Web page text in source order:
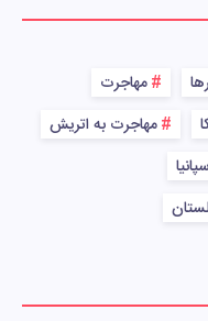
مهاجرت
مهاجرت به اتریش